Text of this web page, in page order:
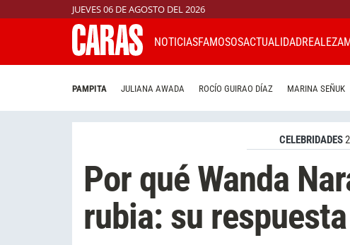
JUEVES 06 DE AGOSTO DEL 2026
NOTICIASFAMOSOSACTUALIDADREALEZA
PAMPITA JULIANA AWADA ROCÍO GUIRAO DÍAZ MARINA SEÑUK
CELEBRIDADES
Por qué Wanda
rubia: su respuesta